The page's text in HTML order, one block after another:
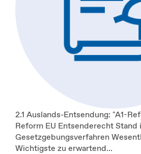
2.1 Auslands-Entsendung: "A1-
Reform EU Entsenderecht Stand
Gesetzgebungsverfahren
Wichtigste zu erwartend...